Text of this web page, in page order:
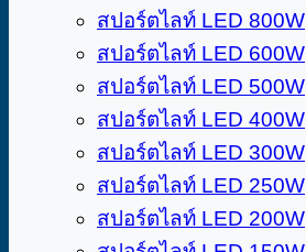
สปอร์ตไลท์ LED 800W
สปอร์ตไลท์ LED 600W
สปอร์ตไลท์ LED 500W
สปอร์ตไลท์ LED 400W
สปอร์ตไลท์ LED 300W
สปอร์ตไลท์ LED 250W
สปอร์ตไลท์ LED 200W